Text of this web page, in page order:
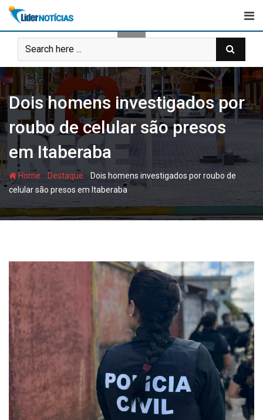
Skip
content
Dois homens investigados por
roubo de celular são presos
em Itaberaba
Home - Destaque - Dois homens investigados por roubo de
celular são presos em Itaberaba